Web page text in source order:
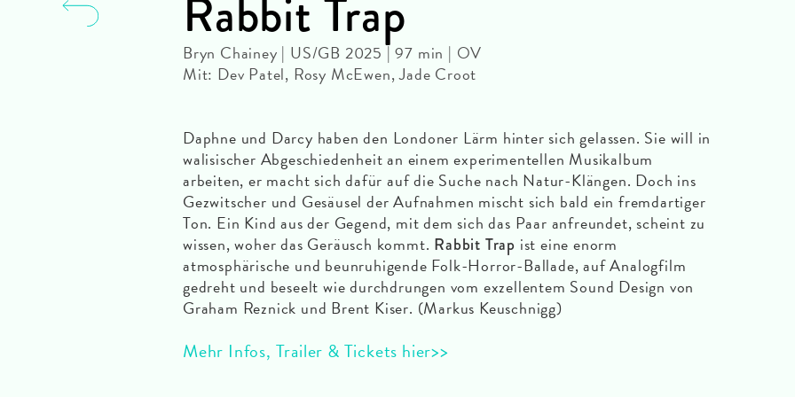
Rabbit Trap
Bryn Chainey | US/GB 2025 | 97 min | OV
Mit: Dev Patel, Rosy McEwen, Jade Croot
Daphne und Darcy haben den Londoner Lärm hinter sich gelassen. Sie will in
walisischer Abgeschiedenheit an einem experimentellen Musikalbum
arbeiten, er macht sich dafür auf die Suche nach Natur-Klängen. Doch ins
Gezwitscher und Gesäusel der Aufnahmen mischt sich bald ein fremdartiger
Ton. Ein Kind aus der Gegend, mit dem sich das Paar anfreundet, scheint zu
wissen, woher das Geräusch kommt. Rabbit Trap ist eine enorm
atmosphärische und beunruhigende Folk-Horror-Ballade, auf Analogfilm
gedreht und beseelt wie durchdrungen vom exzellentem Sound Design von
Graham Reznick und Brent Kiser. (Markus Keuschnigg)
Mehr Infos, Trailer & Tickets hier>>